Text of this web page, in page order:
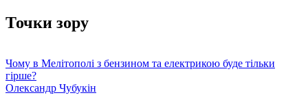
Точки зору
Чому в Мелітополі з бензином та електрикою буде тільки
гірше?
Олександр Чубукін